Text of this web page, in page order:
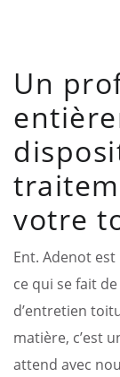
Un
votre
Ent. Adenot
ce qui se fait
d’entretien
matière, c’est
attend avec